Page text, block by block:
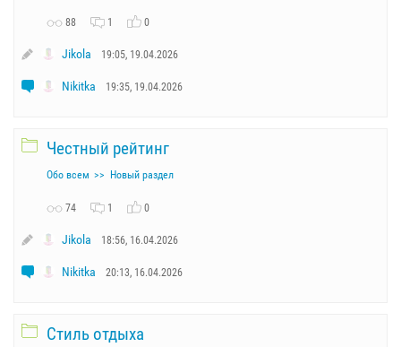
88 1 0
Jikola 19:05, 19.04.2026
Nikitka 19:35, 19.04.2026
Честный рейтинг
Обо всем Новый раздел
74 1 0
Jikola 18:56, 16.04.2026
Nikitka 20:13, 16.04.2026
Стиль отдыха